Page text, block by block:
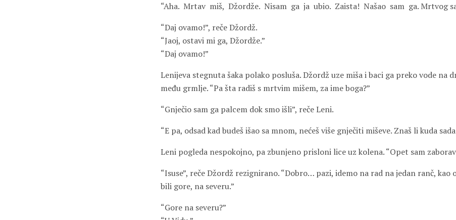
“Aha. Mrtav miš, Džordže. Nisam ga ja ubio. Zaista! Našao sam ga. Mrtvog
“Daj ovamo!”, reče Džordž.
“Jaoj, ostavi mi ga, Džordže.”
“Daj ovamo!”
Lenijeva stegnuta šaka polako posluša. Džordž uze miša i baci ga preko vode na
među grmlje. “Pa šta radiš s mrtvim mišem, za ime boga?”
“Gnječio sam ga palcem dok smo išli”, reče Leni.
“E pa, odsad kad budeš išao sa mnom, nećeš više gnječiti miševe. Znaš li kuda
Leni pogleda nespokojno, pa zbunjeno prisloni lice uz kolena. “Opet sam
“Isuse”, reče Džordž rezignirano. “Dobro… pazi, idemo na rad na jedan ranč, kao
bili gore, na severu.”
“Gore na severu?”